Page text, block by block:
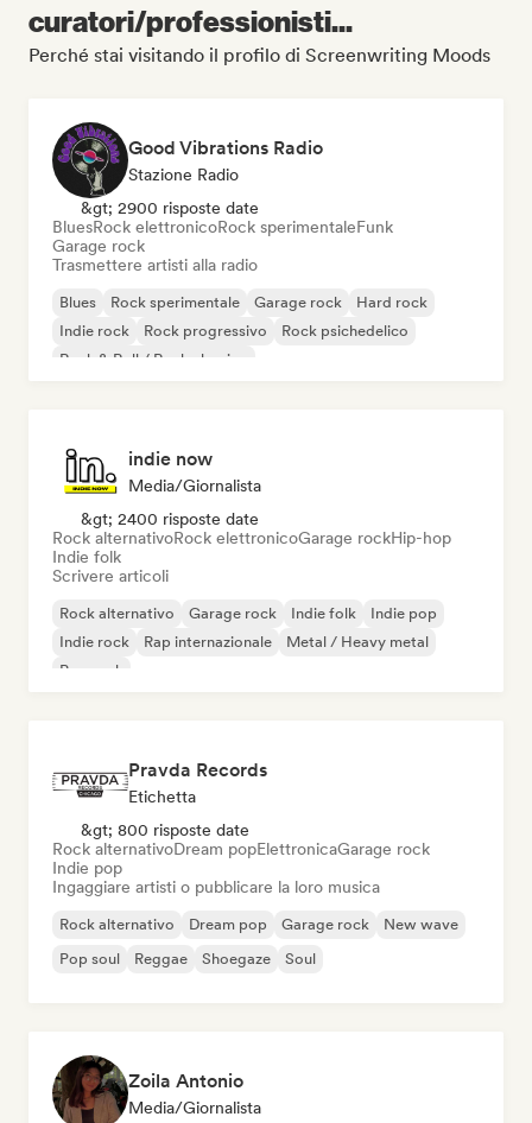
curatori/professionisti...
Perché stai visitando il profilo di Screenwriting Moods
Good Vibrations Radio
Stazione Radio
&gt; 2900 risposte date
BluesRock elettronicoRock sperimentaleFunk
Garage rock
Trasmettere artisti alla radio
Blues Rock sperimentale Garage rock
Hard rock
Indie rock
Rock progressivo
Rock psichedelico
Rock & Roll / Rock classico
indie now
Media/Giornalista
&gt; 2400 risposte date
Rock alternativoRock elettronicoGarage rockHip-hop
Indie folk
Scrivere articoli
Rock alternativo Garage rock Indie folk
Indie pop
Indie rock
Rap internazionale
Metal / Heavy metal
Pop rock
Pravda Records
Etichetta
&gt; 800 risposte date
Rock alternativoDream popElettronicaGarage rock
Indie pop
Ingaggiare artisti o pubblicare la loro musica
Rock alternativo Dream pop Garage rock
New wave
Pop soul
Reggae Shoegaze Soul
Zoila Antonio
Media/Giornalista